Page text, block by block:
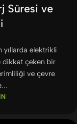
Süresi ve
yıllarda elektrikli
dikkat çeken bir
ve çevre